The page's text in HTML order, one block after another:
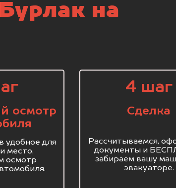
на
осмотр
удобное для
место,
осмотр
4 шаг
Сделка
Рассчитываемся,
документы и
забираем вашу
эвакуаторе.